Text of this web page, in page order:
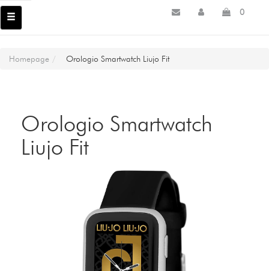
0
Homepage Orologio Smartwatch Liujo Fit
Orologio Smartwatch
Liujo Fit